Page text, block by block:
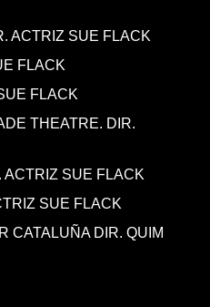
ACTRIZ SUE FLACK
FLACK
FLACK
THEATRE. DIR.
ACTRIZ SUE FLACK
SUE FLACK
CATALUÑA DIR. QUIM